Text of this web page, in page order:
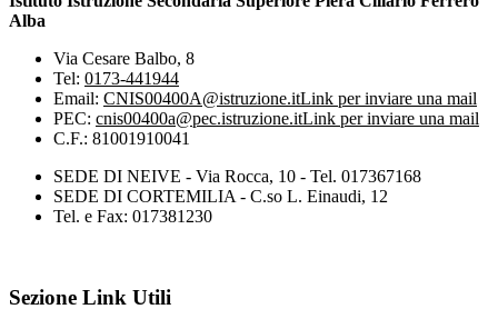
Alba
Via Cesare Balbo, 8
Tel: 0173-441944
Email: CNIS00400A@istruzione.itLink per inviare una mail
PEC: cnis00400a@pec.istruzione.itLink per inviare una mail
C.F.: 81001910041
SEDE DI NEIVE - Via Rocca, 10 - Tel. 017367168
SEDE DI CORTEMILIA - C.so L. Einaudi, 12
Tel. e Fax: 017381230
Sezione Link Utili